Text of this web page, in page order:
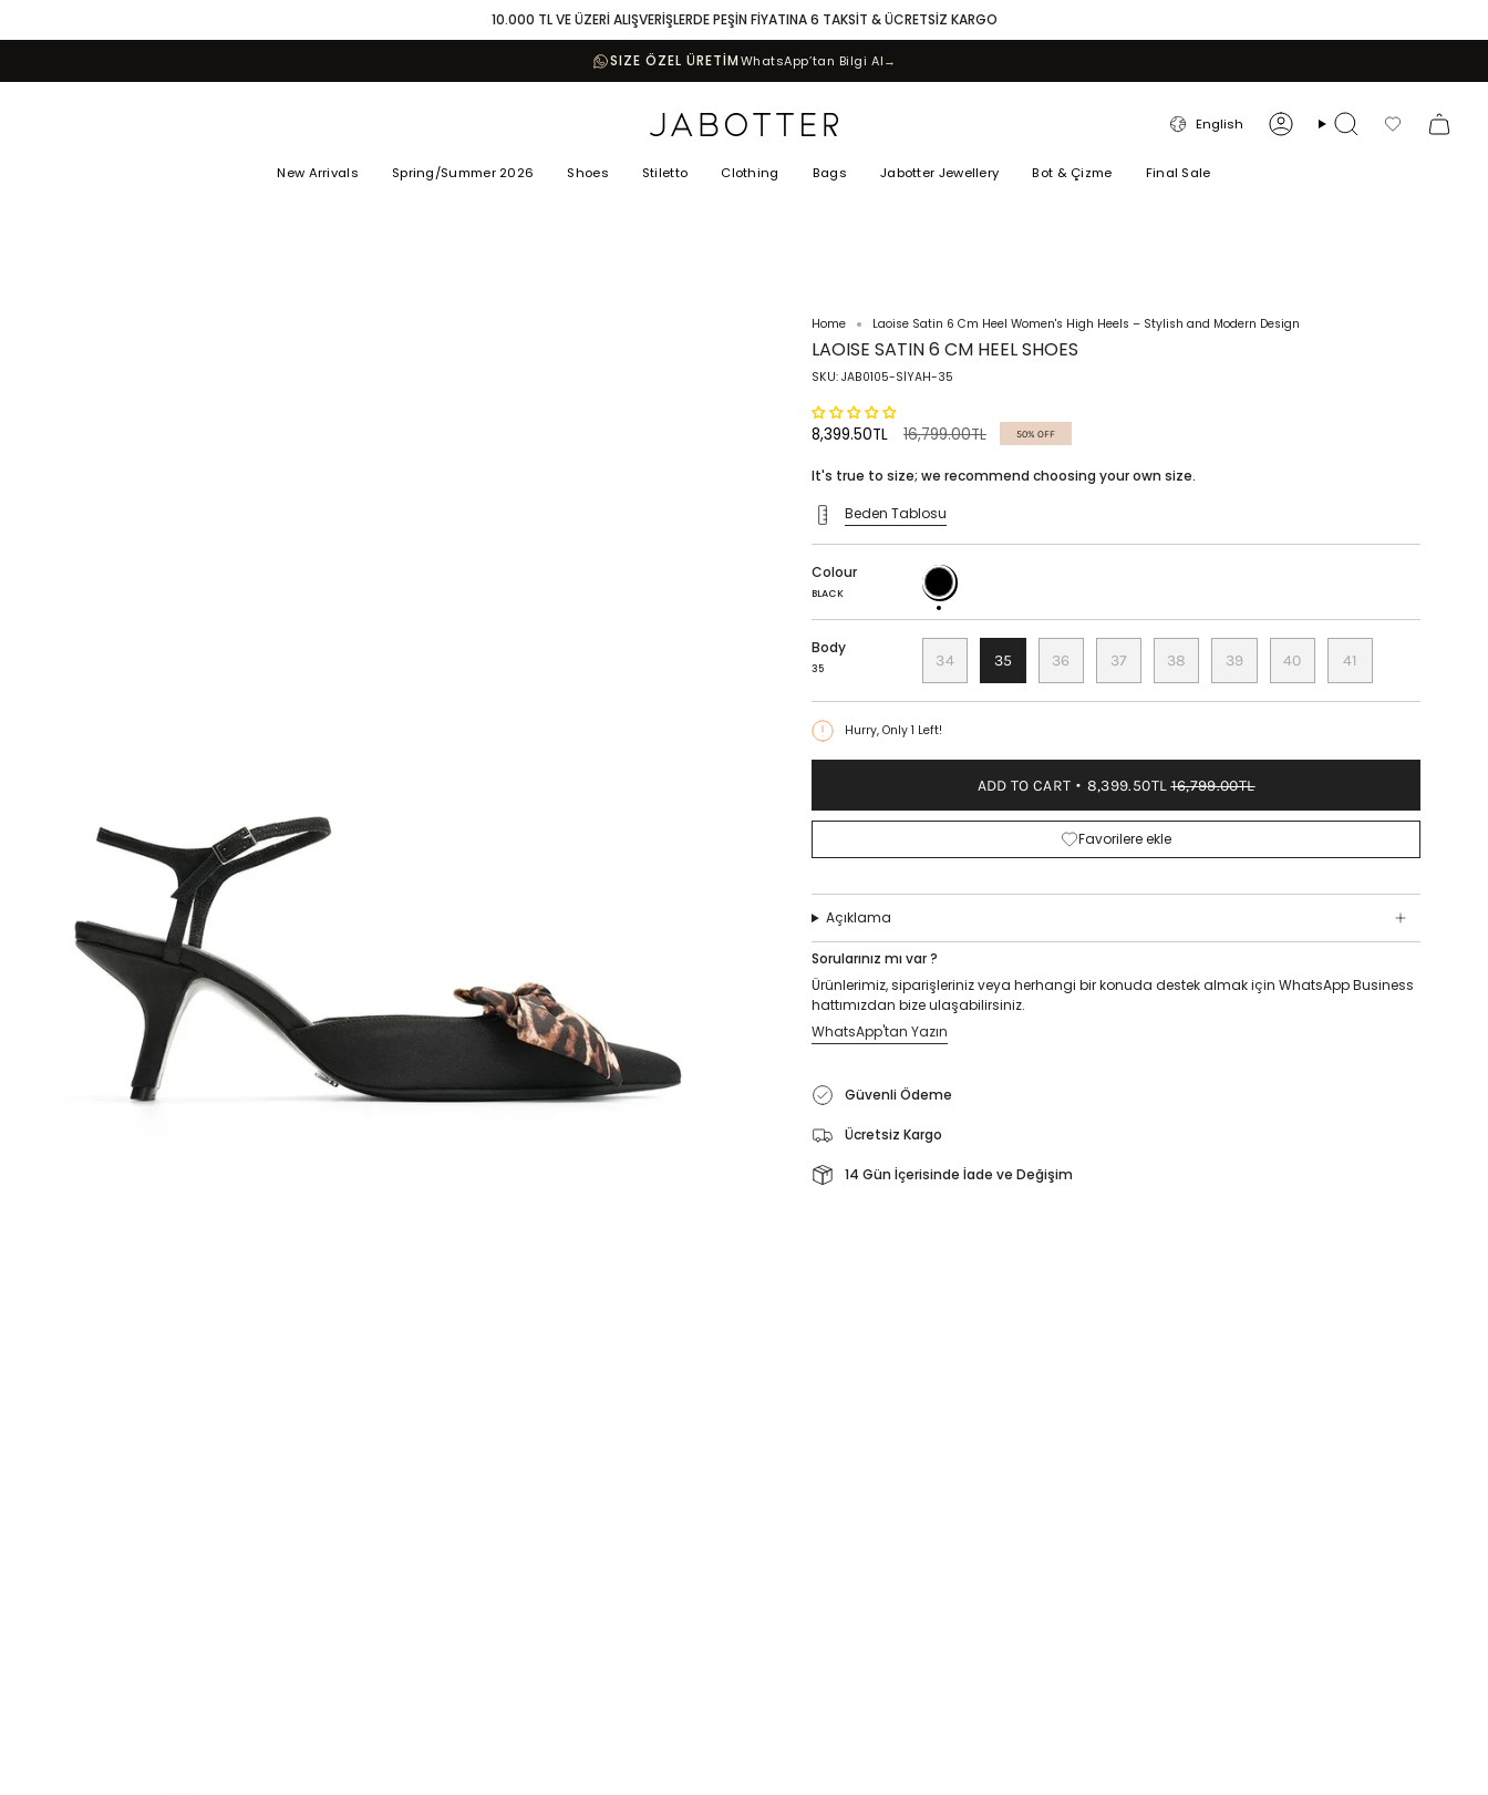
10.000 TL VE ÜZERİ ALIŞVERİŞLERDE PEŞİN FİYATINA 6 TAKSİT & ÜCRETSİZ KARGO
SIZE ÖZEL ÜRETİMWhatsApp’tan Bilgi Al→
LANGUAGE
English AccountSearch Favorilerim
New Arrivals Spring/Summer 2026 Shoes Stiletto Clothing Bags Jabotter Jewellery Bot & Çizme Final Sale
Home Laoise Satin 6 Cm Heel Women's High Heels – Stylish and Modern Design
LAOISE SATIN 6 CM HEEL SHOES
SKU: JAB0105-SİYAH-35
8,399.50TL
Regular
16,799.00TL 50% OFF
It's true to size; we recommend choosing your own size.
Beden Tablosu
Colour
BLACK
BLACK
Body
35 34 35 36 37 38 39 40 41
Hurry, Only 1 Left!
ADD TO CART 8,399.50TL 16,799.00TL
Favorilere ekle
Açıklama
Sorularınız mı var ?
Ürünlerimiz, siparişleriniz veya herhangi bir konuda destek almak için WhatsApp Business
hattımızdan bize ulaşabilirsiniz.
WhatsApp'tan Yazın
Güvenli Ödeme
Ücretsiz Kargo
14 Gün İçerisinde İade ve Değişim